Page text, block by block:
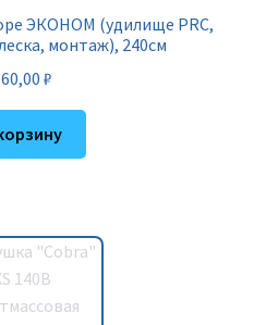
ЭКОНОМ (удилище PRC,
монтаж), 240см
₽